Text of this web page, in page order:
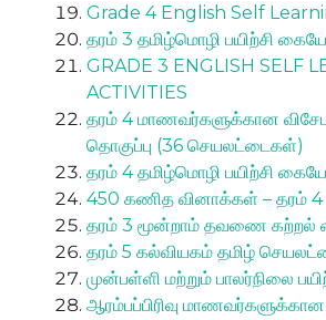
Grade 4 English Self
தரம் 3 தமிழ்மொழி பயிற்சி
GRADE 3 ENGLISH SELF
ACTIVITIES
தரம் 4 மாணவர்களுக்கான
தொகுப்பு (36 செயலட்டைகள்)
தரம் 4 தமிழ்மொழி பயிற்சி
450 கணித வினாக்கள் – தரம் 4
தரம் 3 மூன்றாம் தவணை கற்றல்
தரம் 5 கல்வியகம் தமிழ்
முன்பள்ளி மற்றும் பாலர்நிலை
ஆரம்பப்பிரிவு